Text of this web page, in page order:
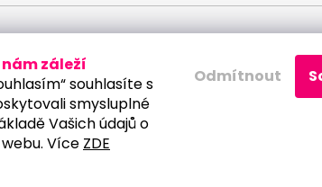
záleží
souhlasíte s
smysluplné
Vašich údajů o
Více ZDE
Odmítnout